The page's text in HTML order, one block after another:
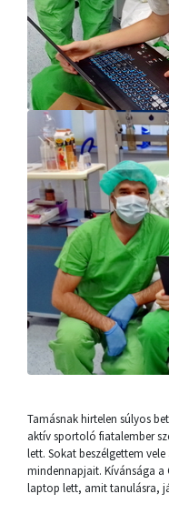
Tamásnak hirtelen súlyos
aktív sportoló fiatalember
lett. Sokat beszélgettem
mindennapjait. Kívánsága
laptop lett, amit tanulásra,